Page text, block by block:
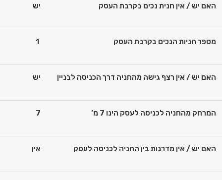
האם יש / אין חנית נכים בקרבת העסק יש
מספר חניות הנכים בקרבת העסק
האם יש / אין רצף גישה מהחניה דרך הכניסה לבניין יש
המרחק מהחניה לכניסה לעסק הינו 7 מ’ 7
האם יש / אין מדרגות בין החניה לכניסה לעסק אין